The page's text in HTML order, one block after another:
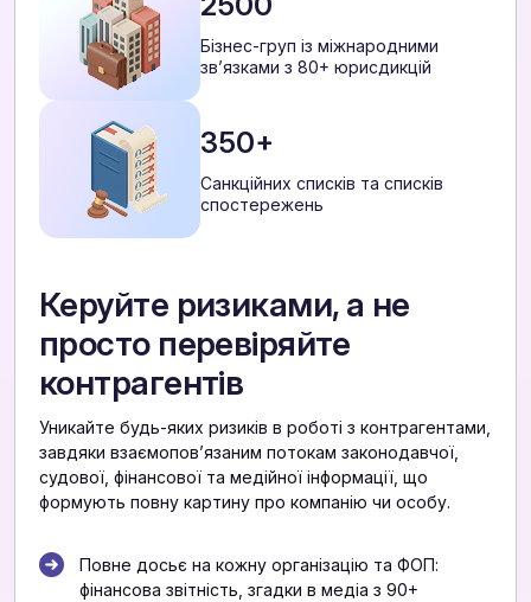
Бізнес-груп із міжнародними
звʼязками з 80+ юрисдикцій
350+
Санкційних списків та списків
спостережень
Керуйте ризиками, а не
просто перевіряйте
контрагентів
Уникайте будь-яких ризиків в роботі з контрагентами,
завдяки взаємоповʼязаним потокам законодавчої,
судової, фінансової та медійної інформації, що
формують повну картину про компанію чи особу.
Повне досьє на кожну організацію та ФОП:
фінансова звітність, згадки в медіа з 90+